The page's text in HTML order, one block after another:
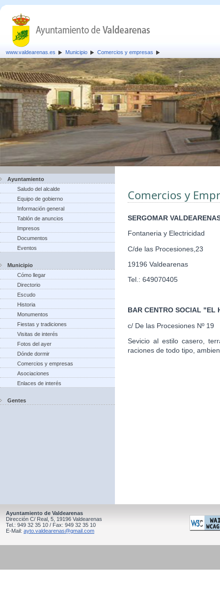
www.valdearenas.es Municipio Comercios y empresas
Ayuntamiento
Saludo del alcalde
Equipo de gobierno
Información general
Tablón de anuncios
Impresos
Documentos
Eventos
Municipio
Cómo llegar
Directorio
Escudo
Historia
Monumentos
Fiestas y tradiciones
Visitas de interés
Fotos del ayer
Dónde dormir
Comercios y empresas
Asociaciones
Enlaces de interés
Gentes
Comercios y
SERGOMAR
Fontaneria y Electricidad
C/de las Procesiones,23
19196 Valdearenas
Tel.: 649070405
BAR CENTRO SOCIAL "EL
c/ De las Procesiones Nº 19
Sevicio al estilo casero,
raciones de todo tipo,
Ayuntamiento de Valdearenas
Dirección C/ Real, 5, 19196 Valdearenas
Tel.: 949 32 35 10 / Fax: 949 32 35 10
E-Mail: ayto.valdearenas@gmail.com